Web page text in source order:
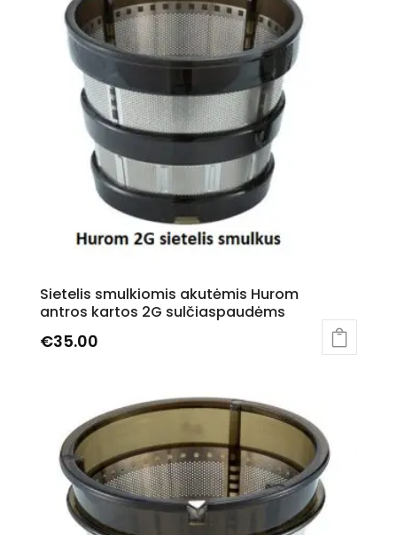
Sietelis smulkiomis akutėmis Hurom
antros kartos 2G sulčiaspaudėms
€35.00